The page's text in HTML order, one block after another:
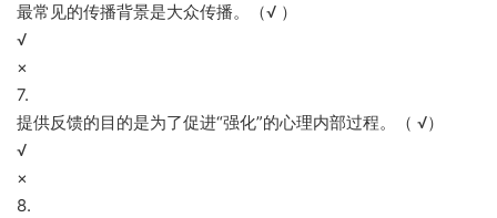
最常见的传播背景是大众传播。（√ ）
√
×
7.
提供反馈的目的是为了促进“强化”的心理内部过程。（ √）
√
×
8.